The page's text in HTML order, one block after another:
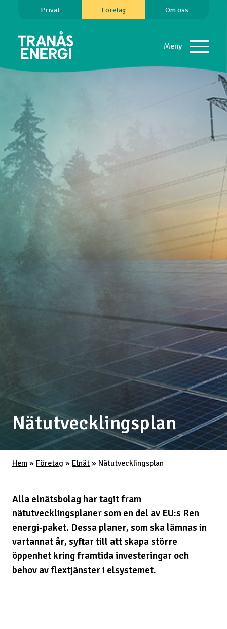
Privat Företag Om oss
Meny
Nätutvecklingsplan
Hem » Företag » Elnät » Nätutvecklingsplan
Alla elnätsbolag har tagit fram
nätutvecklingsplaner som en del av EU:s Ren
energi-paket. Dessa planer, som ska lämnas in
vartannat år, syftar till att skapa större
öppenhet kring framtida investeringar och
behov av flextjänster i elsystemet.